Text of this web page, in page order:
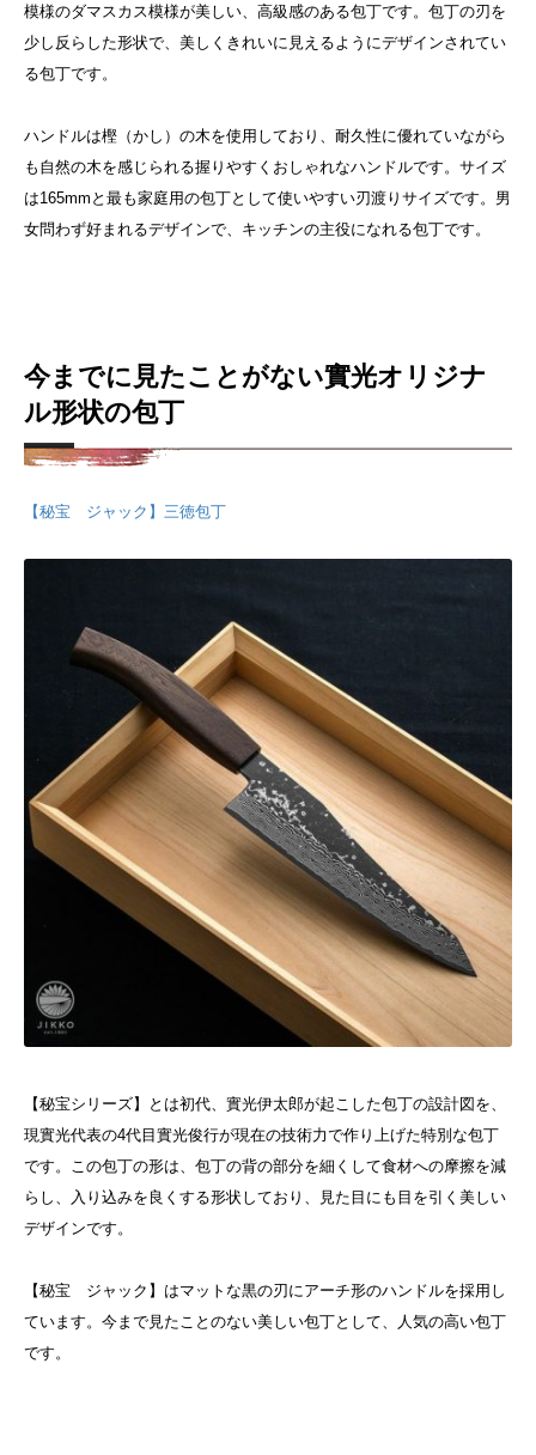
模様のダマスカス模様が美しい、高級感のある包丁です。包丁の刃を
少し反らした形状で、美しくきれいに見えるようにデザインされてい
る包丁です。
ハンドルは樫（かし）の木を使用しており、耐久性に優れていながら
も自然の木を感じられる握りやすくおしゃれなハンドルです。 サイズ
は165mmと最も家庭用の包丁として使いやすい刃渡りサイズです。男
女問わず好まれるデザインで、キッチンの主役になれる包丁です。
今までに見たことがない實光オリジナ
ル形状の包丁
【秘宝 ジャック】三徳包丁
【秘宝シリーズ】とは初代、實光伊太郎が起こした包丁の設計図を、
現實光代表の4代目實光俊行が現在の技術力で作り上げた特別な包丁
です。この包丁の形は、包丁の背の部分を細くして食材への摩擦を減
らし、入り込みを良くする形状しており、見た目にも目を引く美しい
デザインです。
【秘宝 ジャック】はマットな黒の刃にアーチ形のハンドルを採用し
ています。今まで見たことのない美しい包丁として、人気の高い包丁
です。